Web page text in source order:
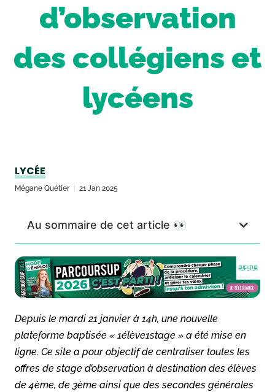
d’observation
des collégiens et
lycéens
LYCÉE
Mégane Quétier 21 Jan 2025
Au sommaire de cet article 👀
Depuis le mardi 21 janvier à 14h, une nouvelle
plateforme baptisée « 1élève1stage » a été mise en
ligne. Ce site a pour objectif de centraliser toutes les
offres de stage d’observation à destination des élèves
de 4ème, de 3ème ainsi que des secondes générales